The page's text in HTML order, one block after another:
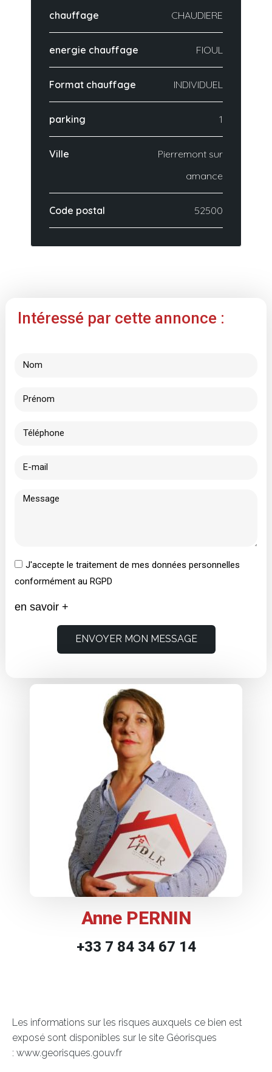
chauffage CHAUDIERE
energie chauffage FIOUL
Format chauffage INDIVIDUEL
parking 1
Ville
Pierremont sur
amance
Code postal 52500
Intéressé par cette annonce :
J'accepte le traitement de mes données personnelles
conformément au RGPD
en savoir +
ENVOYER MON MESSAGE
Anne PERNIN
+33 7 84 34 67 14
Les informations sur les risques auxquels ce bien est
exposé sont disponibles sur le site Géorisques
: www.georisques.gouv.fr